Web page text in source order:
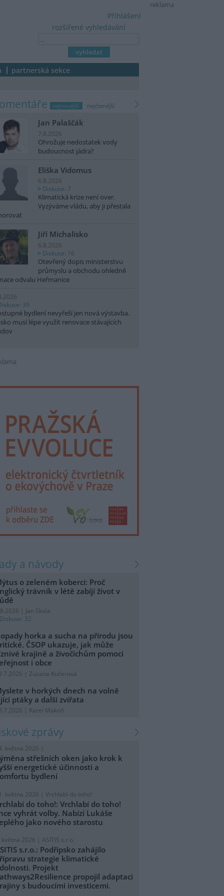
reklama
rozšířené vyhledávání
Přihlášení
partnerská sekce
nejnovější nejčtenější
Jan Palaščák
7.8.2026
Ohrožuje nedostatek vody
budoucnost jádra?
Eliška Vidomus
6.8.2026
Diskuse: 7
Klimatická krize není over.
Vyzýváme vládu, aby ji přestala
Jiří Michalisko
6.8.2026
Diskuse: 16
Otevřený dopis ministerstvu
průmyslu a obchodu ohledně
odvalu Heřmanice
39
bydlení nevyřeší jen nová výstavba.
musí lépe využít renovace stávajících
a návody
o zeleném koberci: Proč
trávník v létě zabíjí život v
| Jan Skala
Diskuse: 32
horka a sucha na přírodu jsou
ČSOP ukazuje, jak může
krajině a živočichům pomoci
i obce
| Zuzana Kučerová
v horkých dnech na volně
ptáky a další zvířata
| Karel Makoň
zprávy
května 2026 |
střešních oken jako krok k
energetické účinnosti a
bydlení
května 2026 | Vrchlabí do toho!
do toho!: Vrchlabí do toho!
vyhrát volby. Nabízí Lukáše
jako nového starostu
května 2026 | ASITIS s.r.o.
s.r.o.: Podřipsko zahájilo
strategie klimatické
Projekt
propojil adaptaci
s budoucími investicemi.